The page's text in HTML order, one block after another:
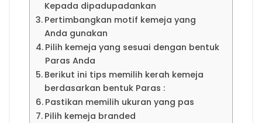
Kepada dipadupadankan
Pertimbangkan motif kemeja yang
Anda gunakan
Pilih kemeja yang sesuai dengan bentuk
Paras Anda
Berikut ini tips memilih kerah kemeja
berdasarkan bentuk Paras :
Pastikan memilih ukuran yang pas
Pilih kemeja branded